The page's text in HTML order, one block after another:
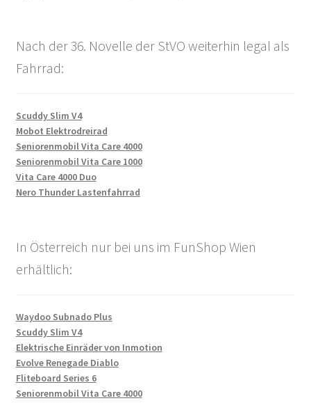
Nach der 36. Novelle der StVO weiterhin legal als
Fahrrad:
Scuddy Slim V4
Mobot Elektrodreirad
Seniorenmobil Vita Care 4000
Seniorenmobil Vita Care 1000
Vita Care 4000 Duo
Nero Thunder Lastenfahrrad
In Österreich nur bei uns im FunShop Wien
erhältlich:
Waydoo Subnado Plus
Scuddy Slim V4
Elektrische Einräder von Inmotion
Evolve Renegade Diablo
Fliteboard Series 6
Seniorenmobil Vita Care 4000